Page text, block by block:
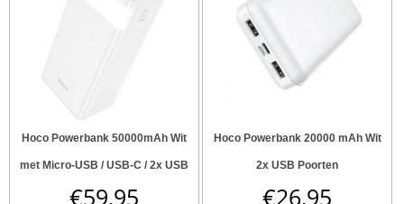
Hoco Powerbank 50000mAh Wit
met Micro-USB / USB-C / 2x USB
€59,95
Hoco Powerbank 20000 mAh Wit
2x USB Poorten
€26,95